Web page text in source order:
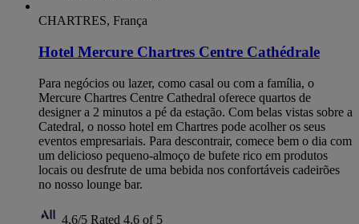
CHARTRES, França
Hotel Mercure Chartres Centre Cathédrale
Para negócios ou lazer, como casal ou com a família, o
Mercure Chartres Centre Cathedral oferece quartos de
designer a 2 minutos a pé da estação. Com belas vistas sobre a
Catedral, o nosso hotel em Chartres pode acolher os seus
eventos empresariais. Para descontrair, comece bem o dia com
um delicioso pequeno-almoço de bufete rico em produtos
locais ou desfrute de uma bebida nos confortáveis cadeirões
no nosso lounge bar.
4,6/5 Rated 4,6 of 5